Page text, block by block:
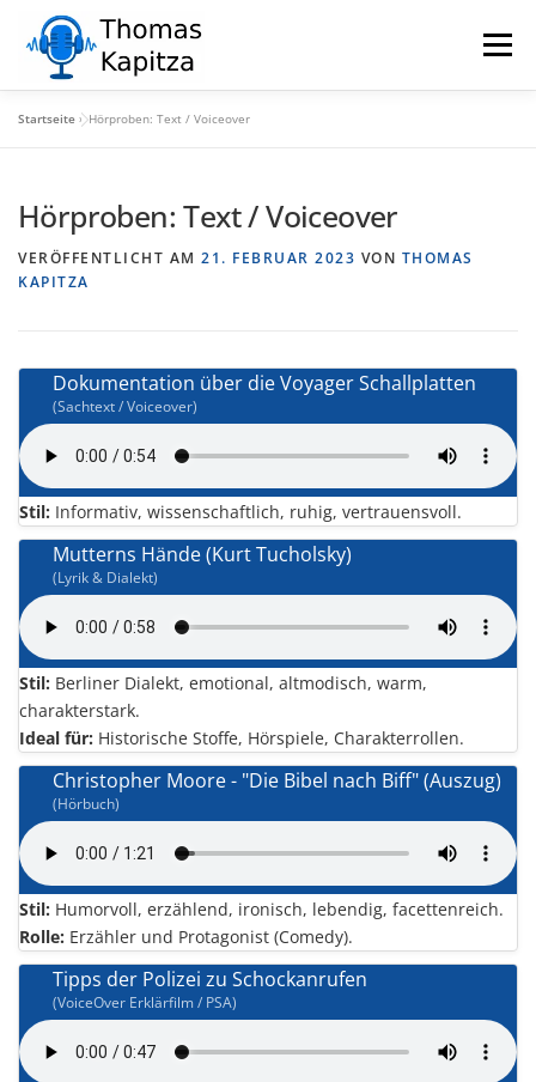
Inhalt
springen
Menü
REFERENZEN HÖRBEISPIELE KONTAKT
Startseite »Hörproben: Text / Voiceover
Hörproben: Text / Voiceover
VERÖFFENTLICHT AM 21. FEBRUAR 2023 VON THOMAS
KAPITZA
Dokumentation über die Voyager Schallplatten
(Sachtext / Voiceover)
Stil: Informativ, wissenschaftlich, ruhig, vertrauensvoll.
Mutterns Hände (Kurt Tucholsky)
(Lyrik & Dialekt)
Stil: Berliner Dialekt, emotional, altmodisch, warm,
charakterstark.
Ideal für: Historische Stoffe, Hörspiele, Charakterrollen.
Christopher Moore - "Die Bibel nach Biff" (Auszug)
(Hörbuch)
Stil: Humorvoll, erzählend, ironisch, lebendig, facettenreich.
Rolle: Erzähler und Protagonist (Comedy).
Tipps der Polizei zu Schockanrufen
(VoiceOver Erklärfilm / PSA)